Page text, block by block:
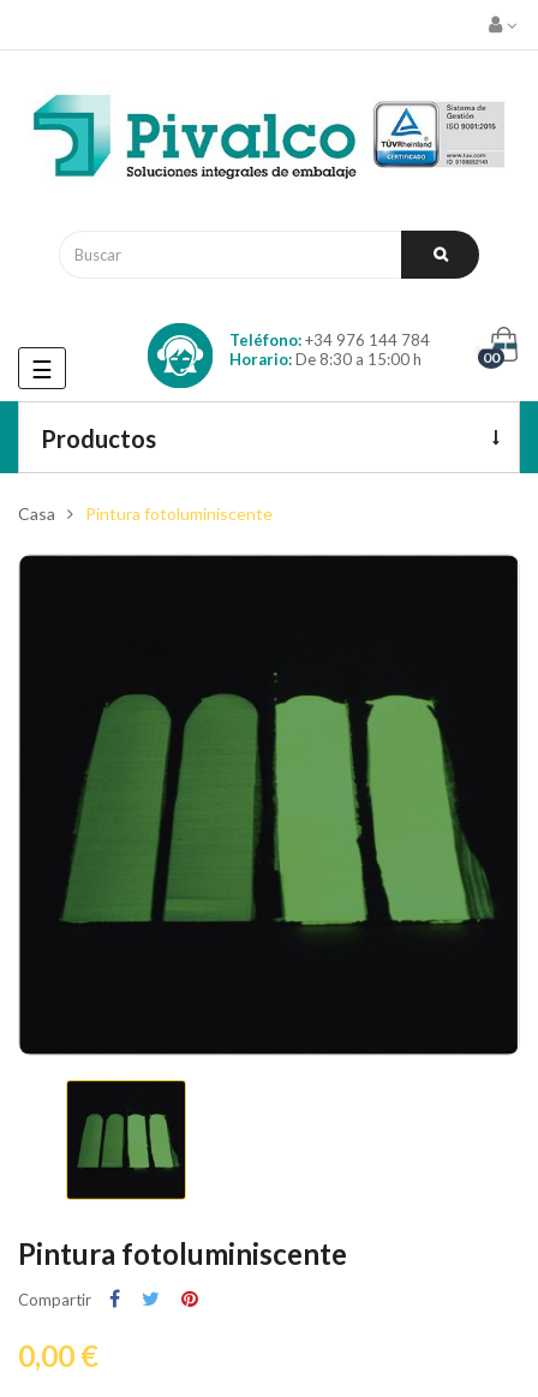
Teléfono:+34 976 144 784
Horario:De 8:30 a 15:00 h 00
Productos
Navegación
de
☰
Casa Pintura fotoluminiscente
Pintura fotoluminiscente
Compartir
0,00 €